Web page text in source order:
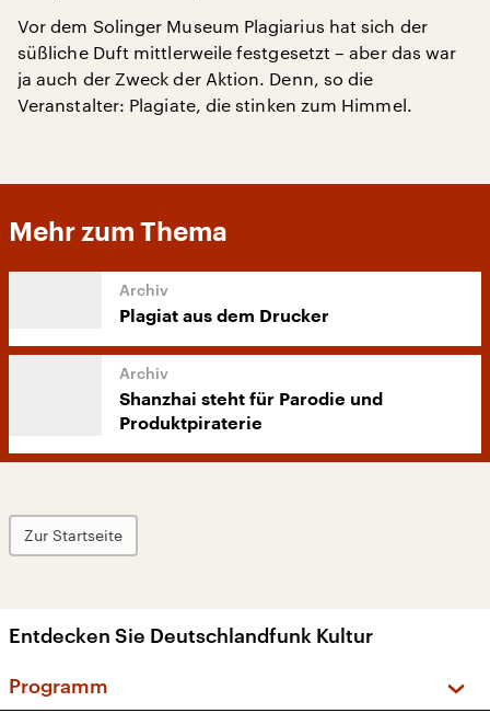
Vor dem Solinger Museum Plagiarius hat sich der
süßliche Duft mittlerweile festgesetzt – aber das war
ja auch der Zweck der Aktion. Denn, so die
Veranstalter: Plagiate, die stinken zum Himmel.
Mehr zum Thema
Plagiat aus dem Drucker
Shanzhai steht für Parodie und
Produktpiraterie
Zur Startseite
Entdecken Sie Deutschlandfunk Kultur
Programm